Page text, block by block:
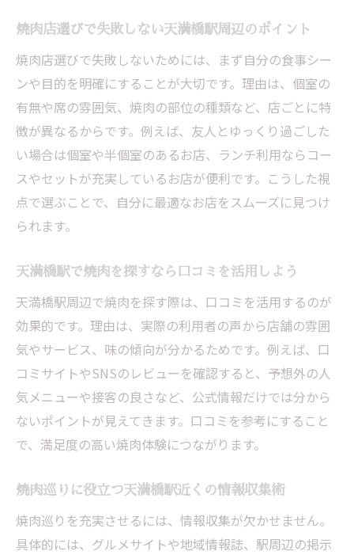
焼肉店選びで失敗しない天満橋駅周辺のポイント
焼肉店選びで失敗しないためには、まず自分の食事シー
ンや目的を明確にすることが大切です。理由は、個室の
有無や席の雰囲気、焼肉の部位の種類など、店ごとに特
徴が異なるからです。例えば、友人とゆっくり過ごした
い場合は個室や半個室のあるお店、ランチ利用ならコー
スやセットが充実しているお店が便利です。こうした視
点で選ぶことで、自分に最適なお店をスムーズに見つけ
られます。
天満橋駅で焼肉を探すなら口コミを活用しよう
天満橋駅周辺で焼肉を探す際は、口コミを活用するのが
効果的です。理由は、実際の利用者の声から店舗の雰囲
気やサービス、味の傾向が分かるためです。例えば、口
コミサイトやSNSのレビューを確認すると、予想外の人
気メニューや接客の良さなど、公式情報だけでは分から
ないポイントが見えてきます。口コミを参考にすること
で、満足度の高い焼肉体験につながります。
焼肉巡りに役立つ天満橋駅近くの情報収集術
焼肉巡りを充実させるには、情報収集が欠かせません。
具体的には、グルメサイトや地域情報誌、駅周辺の掲示